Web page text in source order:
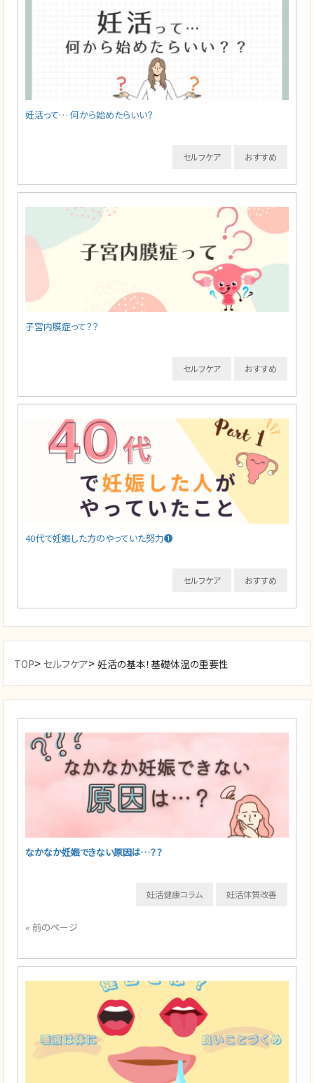
妊活って… 何から始めたらいい？
おすすめ
セルフケア
子宮内膜症って？？
おすすめ
セルフケア
40代で妊娠した方のやっていた努力❶
おすすめ
セルフケア
TOP>セルフケア>妊活の基本！基礎体温の重要性
なかなか妊娠できない原因は…？？
妊活体質改善
妊活健康コラム
« 前のページ